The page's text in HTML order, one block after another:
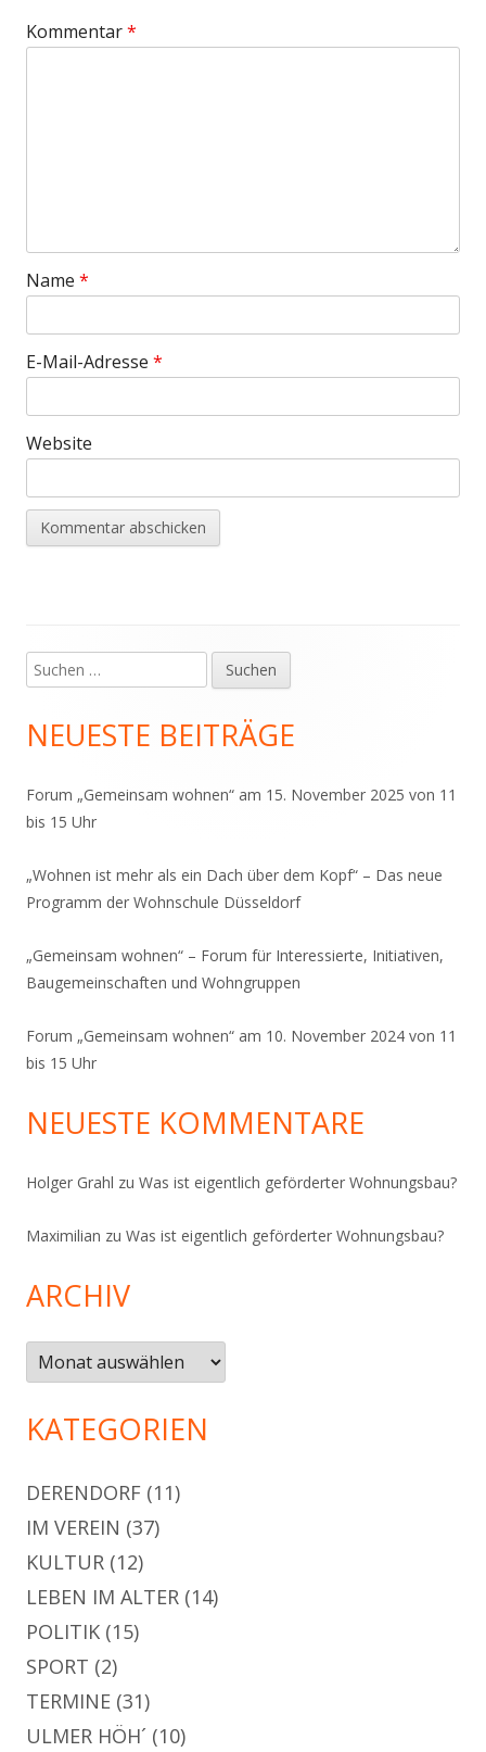
Kommentar*
Name *
E-Mail-Adresse *
Website
Haupt-
Seitenleiste
Suchen
nach:
NEUESTE BEITRÄGE
Forum „Gemeinsam wohnen“ am 15. November 2025 von 11
bis 15 Uhr
„Wohnen ist mehr als ein Dach über dem Kopf“ – Das neue
Programm der Wohnschule Düsseldorf
„Gemeinsam wohnen“ – Forum für Interessierte, Initiativen,
Baugemeinschaften und Wohngruppen
Forum „Gemeinsam wohnen“ am 10. November 2024 von 11
bis 15 Uhr
NEUESTE KOMMENTARE
Holger Grahl zu Was ist eigentlich geförderter Wohnungsbau?
Maximilian zu Was ist eigentlich geförderter Wohnungsbau?
ARCHIV
Archiv
KATEGORIEN
DERENDORF (11)
IM VEREIN (37)
KULTUR (12)
LEBEN IM ALTER (14)
POLITIK (15)
SPORT (2)
TERMINE (31)
ULMER HÖH´ (10)